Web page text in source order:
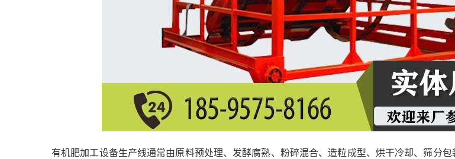
有机肥加工设备生产线通常由原料预处理、发酵腐熟、粉碎混合、造粒成型、烘干冷却、筛分